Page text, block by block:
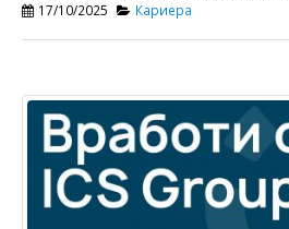
17/10/2025 Кариера